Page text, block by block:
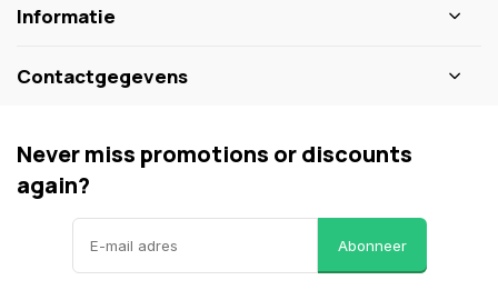
Informatie
Contactgegevens
Never miss promotions or discounts
again?
Abonneer